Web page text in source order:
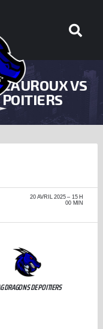
VS
20 AVRIL 2025
15 H
00 MIN
DRAGONS DE POITIERS